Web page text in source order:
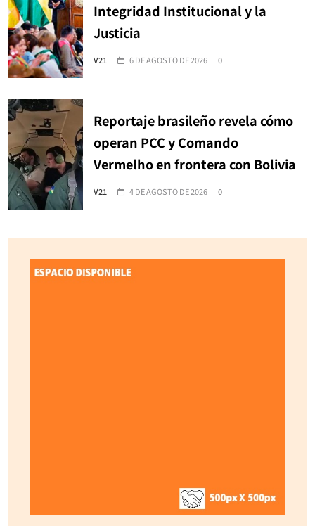
Integridad Institucional y la
Justicia
V21 6 DE AGOSTO DE 2026 0
Reportaje brasileño revela cómo
operan PCC y Comando
Vermelho en frontera con Bolivia
V21 4 DE AGOSTO DE 2026 0